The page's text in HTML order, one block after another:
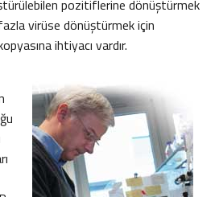
pozitiflerine dönüştürmek
virüse dönüştürmek için
ihtiyacı vardır.